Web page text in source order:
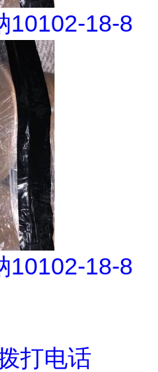
10102-18-8
10102-18-8
打电话